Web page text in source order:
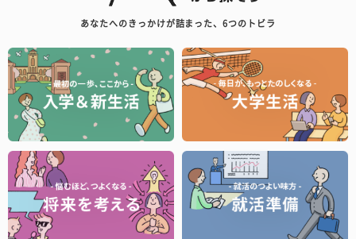
あなたへのきっかけが詰まった、6つのトビラ